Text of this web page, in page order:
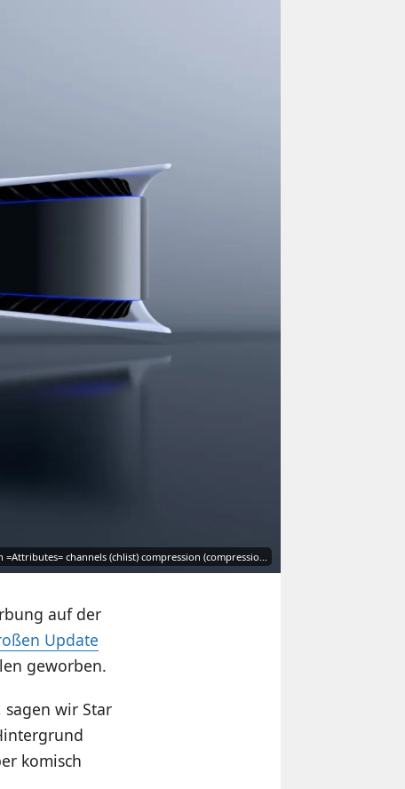
=Attributes= channels (chlist) compression (compressio…
auf der
Update
geworben.
wir Star
komisch